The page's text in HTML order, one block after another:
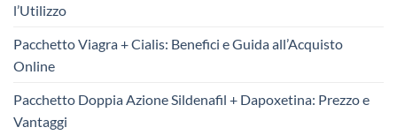
l’Utilizzo
Pacchetto Viagra + Cialis: Benefici e Guida all’Acquisto
Online
Pacchetto Doppia Azione Sildenafil + Dapoxetina: Prezzo e
Vantaggi